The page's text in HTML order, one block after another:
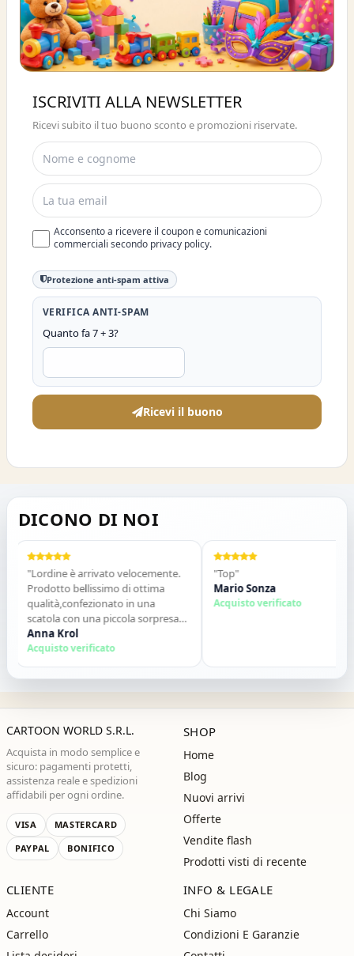
ISCRIVITI E OTTIENI SUBITO UNO
SCONTO DEL 10%
ISCRIVITI ALLA NEWSLETTER
Ricevi subito il tuo buono sconto e promozioni riservate.
Acconsento a ricevere il coupon e comunicazioni
commerciali secondo privacy policy.
Protezione anti-spam attiva
VERIFICA ANTI-SPAM
Quanto fa 7 + 3?
Ricevi il buono
DICONO DI NOI
"Lordine è arrivato velocemente.
Prodotto bellissimo di ottima
qualità,confezionato in una
scatola con una piccola sorpresa
allinterno. Tutto perfetto. Lo
consiglio vivamente. Grazie ,alla
prossima!"
Anna Krol
Acquisto verificato
"Top"
Mario Sonza
Acquisto verificato
CARTOON WORLD S.R.L.
Acquista in modo semplice e
sicuro: pagamenti protetti,
assistenza reale e spedizioni
affidabili per ogni ordine.
VISA
MASTERCARD
PAYPAL
BONIFICO
SHOP
Home
Blog
Nuovi arrivi
Offerte
Vendite flash
Prodotti visti di recente
CLIENTE
Account
Carrello
INFO & LEGALE
Chi Siamo
Condizioni E Garanzie